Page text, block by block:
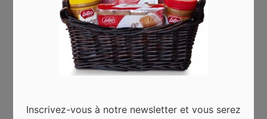
pas à leur place initiale.
ÉCO ÉCO-RESPONSABLE
ÉCOTOURISME
Inscrivez-vous à notre newsletter et vous serez